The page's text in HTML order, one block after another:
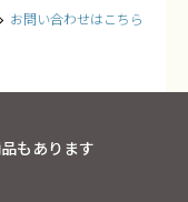
お問い合わせはこちら
もあります